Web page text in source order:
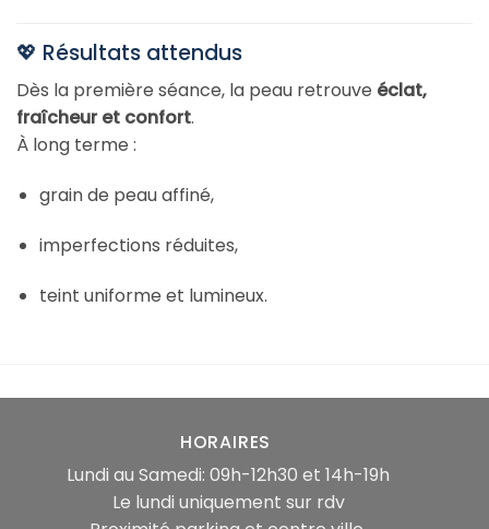
💖 Résultats attendus
Dès la première séance, la peau retrouve éclat,
fraîcheur et confort.
À long terme :
grain de peau affiné,
imperfections réduites,
teint uniforme et lumineux.
HORAIRES
Lundi au Samedi: 09h-12h30 et 14h-19h
Le lundi uniquement sur rdv